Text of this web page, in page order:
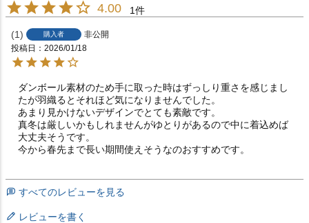
4.00 1
1 購入者
非公開
投稿日
2026/01/18
ダンボール素材のため手に取った時はずっしり重さを感じまし
たが羽織るとそれほど気になりませんでした。
あまり見かけないデザインでとても素敵です。
真冬は厳しいかもしれませんがゆとりがあるので中に着込めば
大丈夫そうです。
今から春先まで長い期間使えそうなのおすすめです。
すべてのレビューを見る
レビューを書く